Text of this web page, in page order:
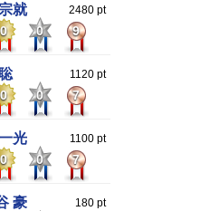
就 2480 pt
0 0 9
1120 pt
0 0 7
光 1100 pt
0 0 7
豪 180 pt